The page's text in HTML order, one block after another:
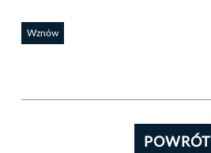
Wznów
POWRÓT